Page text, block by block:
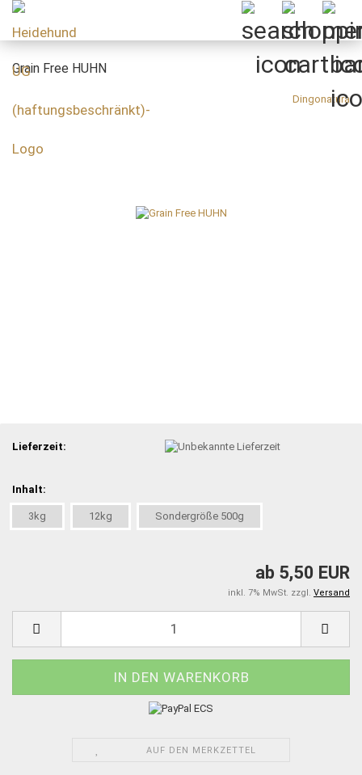
Grain Free HUHN
Dingonatura
Lieferzeit:
Inhalt:
3kg 12kg Sondergröße 500g
ab 5,50 EUR
inkl. 7% MwSt. zzgl. Versand
AUF DEN MERKZETTEL